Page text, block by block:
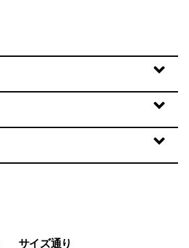
サイズ通り